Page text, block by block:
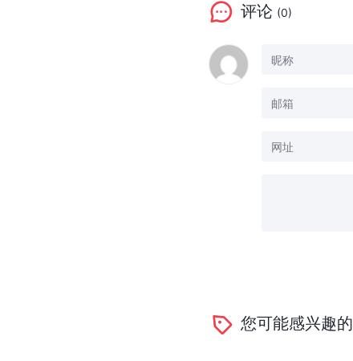
评论 (0)
您可能感兴趣的